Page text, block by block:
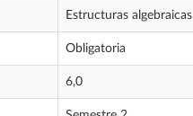
Estructuras algebraicas
Obligatoria
6,0